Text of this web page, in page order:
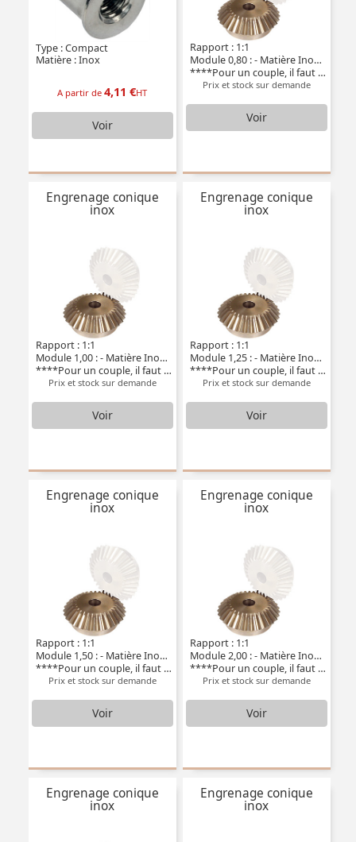
Type : Compact
Matière : Inox
A partir de4,11 €HT
Voir
Rapport : 1:1
Module 0,80 : - Matière Inox 304L
****Pour un couple, il faut deux pièces****
Prix et stock sur demande
Voir
Engrenage conique
inox
Rapport : 1:1
Module 1,00 : - Matière Inox 304L
****Pour un couple, il faut deux pièces****
Prix et stock sur demande
Voir
Engrenage conique
inox
Rapport : 1:1
Module 1,25 : - Matière Inox 304L
****Pour un couple, il faut deux pièces****
Prix et stock sur demande
Voir
Engrenage conique
inox
Rapport : 1:1
Module 1,50 : - Matière Inox 304L
****Pour un couple, il faut deux pièces****
Prix et stock sur demande
Voir
Engrenage conique
inox
Rapport : 1:1
Module 2,00 : - Matière Inox 304L
****Pour un couple, il faut deux pièces****
Prix et stock sur demande
Voir
Engrenage conique
inox
Engrenage conique
inox